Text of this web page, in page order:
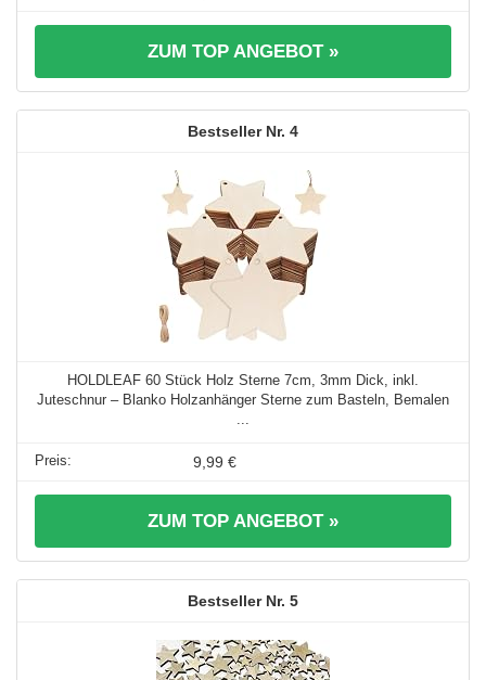
ZUM TOP ANGEBOT »
4
HOLDLEAF 60 Stück Holz Sterne 7cm, 3mm Dick, inkl.
Juteschnur – Blanko Holzanhänger Sterne zum Basteln, Bemalen
9,99 €
ZUM TOP ANGEBOT »
5